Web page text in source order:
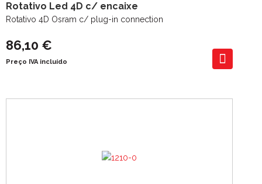
Rotativo Led 4D c/ encaixe
Rotativo 4D Osram c/ plug-in connection
86,10 €
Preço IVA incluído